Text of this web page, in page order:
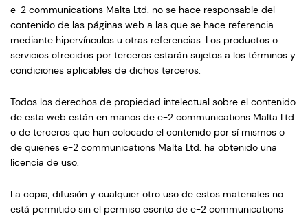
e-2 communications Malta Ltd. no se hace responsable del
contenido de las páginas web a las que se hace referencia
mediante hipervínculos u otras referencias. Los productos o
servicios ofrecidos por terceros estarán sujetos a los términos y
condiciones aplicables de dichos terceros.
Todos los derechos de propiedad intelectual sobre el contenido
de esta web están en manos de e-2 communications Malta Ltd.
o de terceros que han colocado el contenido por sí mismos o
de quienes e-2 communications Malta Ltd. ha obtenido una
licencia de uso.
La copia, difusión y cualquier otro uso de estos materiales no
está permitido sin el permiso escrito de e-2 communications